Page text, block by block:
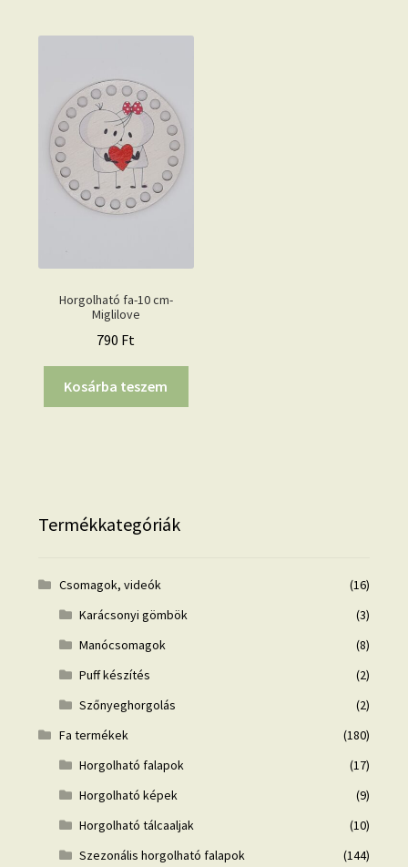
Horgolható fa-10 cm-
Miglilove
790 Ft
Kosárba teszem
Termékkategóriák
Csomagok, videók
(16)
Karácsonyi gömbök
(3)
Manócsomagok
(8)
Puff készítés
(2)
Szőnyeghorgolás
(2)
Fa termékek
(180)
Horgolható falapok
(17)
Horgolható képek
(9)
Horgolható tálcaaljak
(10)
Szezonális horgolható falapok
(144)